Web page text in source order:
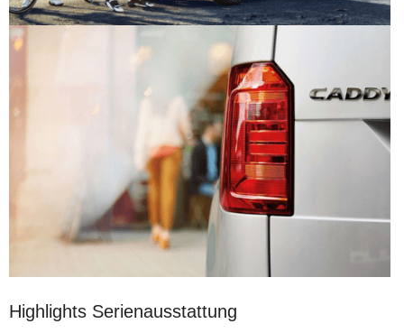
Highlights Serienausstattung